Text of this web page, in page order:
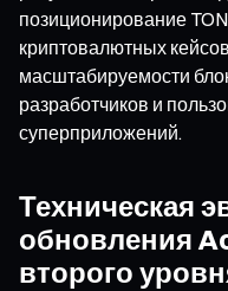
позиционирование
криптовалютных
масштабируемости
разработчиков и
суперприложений.
Техническая
обновления
второго